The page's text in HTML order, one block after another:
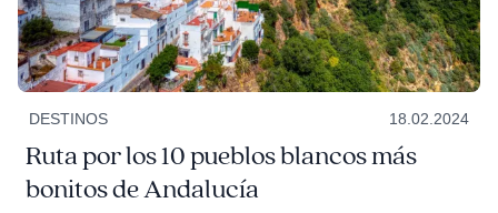
DESTINOS 18.02.2024
Ruta por los 10 pueblos blancos más
bonitos de Andalucía